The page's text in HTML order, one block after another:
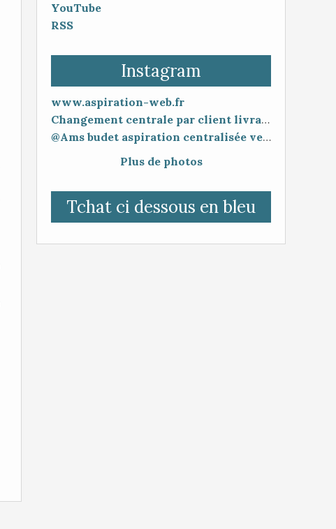
YouTube
RSS
Instagram
www.aspiration-web.fr
Changement centrale par client livraison 48h mise en service 30 minutes
@Ams budet aspiration centralisée vente en ligne www.aspiration-web.fr
Plus de photos
Tchat ci dessous en bleu